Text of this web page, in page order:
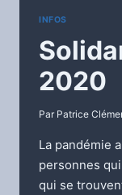
INFOS
2020
Par Patrice
La pandémie
personnes
qui se